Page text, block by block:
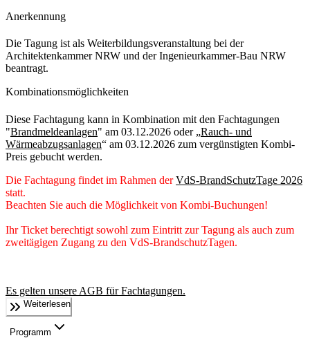
Anerkennung
Die Tagung ist als Weiterbildungsveranstaltung bei der
Architektenkammer NRW und der Ingenieurkammer-Bau NRW
beantragt.
Kombinationsmöglichkeiten
Diese Fachtagung kann in Kombination mit den Fachtagungen
"Brandmeldeanlagen" am 03.12.2026 oder „Rauch- und
Wärmeabzugsanlagen“ am 03.12.2026 zum vergünstigten Kombi-
Preis gebucht werden.
Die Fachtagung findet im Rahmen der VdS-BrandSchutzTage 2026
statt.
Beachten Sie auch die Möglichkeit von Kombi-Buchungen!
Ihr Ticket berechtigt sowohl zum Eintritt zur Tagung als auch zum
zweitägigen Zugang zu den VdS-BrandschutzTagen.
Es gelten unsere AGB für Fachtagungen.
Weiterlesen
Programm